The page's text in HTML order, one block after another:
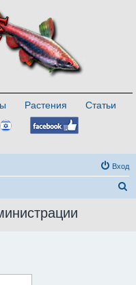
Растения
Статьи
Вход